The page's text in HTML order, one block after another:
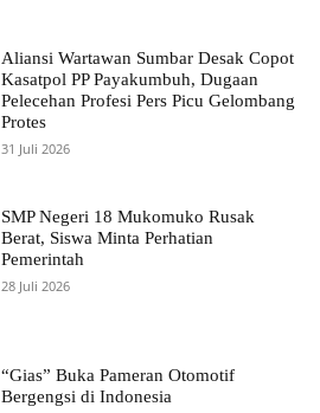
Aliansi Wartawan Sumbar Desak Copot
Kasatpol PP Payakumbuh, Dugaan
Pelecehan Profesi Pers Picu Gelombang
Protes
31 Juli 2026
SMP Negeri 18 Mukomuko Rusak
Berat, Siswa Minta Perhatian
Pemerintah
28 Juli 2026
“Gias” Buka Pameran Otomotif
Bergengsi di Indonesia